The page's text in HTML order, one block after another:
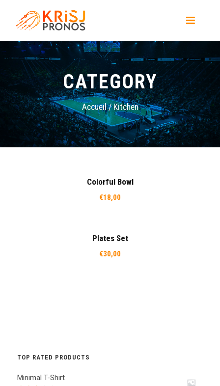
CATEGORY
Accueil/ Kitchen
Colorful Bowl
€18,00
Plates Set
€30,00
TOP RATED PRODUCTS
Minimal T-Shirt